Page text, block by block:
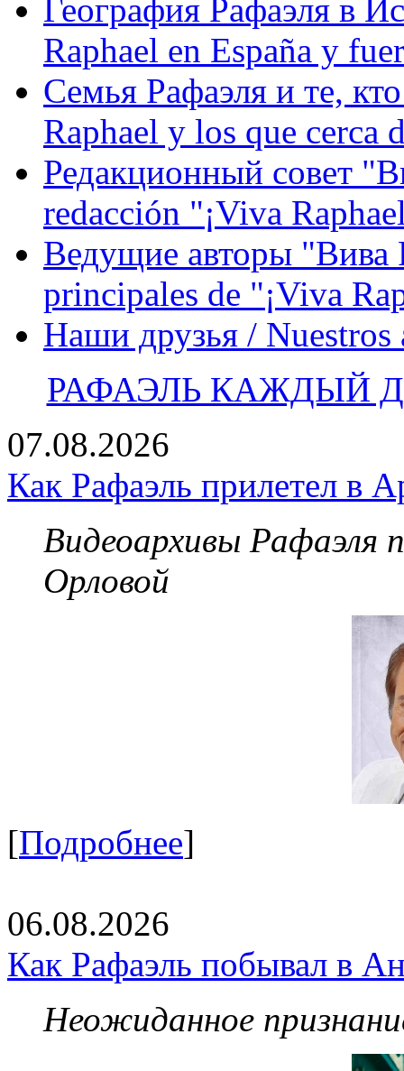
География Рафаэля в
Raphael en España y
Семья Рафаэля и те,
Raphael y los que cerca
Редакционный совет
redacción "¡Viva
Ведущие авторы "Вива
principales de "¡Viva
Наши друзья / Nuestros
РАФАЭЛЬ КАЖДЫЙ
07.08.2026
Как Рафаэль прилетел в
Видеоархивы Рафаэля
Орловой
[Подробнее]
06.08.2026
Как Рафаэль побывал в
Неожиданное